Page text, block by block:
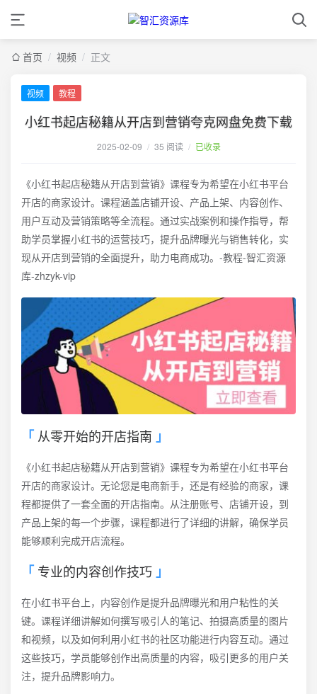
首页 / 视频 / 正文
视频 教程
小红书起店秘籍从开店到营销夸克网盘免费下载
2025-02-09 / 35 阅读 / 已收录
《小红书起店秘籍从开店到营销》课程专为希望在小红书平台
开店的商家设计。课程涵盖店铺开设、产品上架、内容创作、
用户互动及营销策略等全流程。通过实战案例和操作指导，帮
助学员掌握小红书的运营技巧，提升品牌曝光与销售转化，实
现从开店到营销的全面提升，助力电商成功。-教程-智汇资源
库-zhzyk-vip
从零开始的开店指南
《小红书起店秘籍从开店到营销》课程专为希望在小红书平台
开店的商家设计。无论您是电商新手，还是有经验的商家，课
程都提供了一套全面的开店指南。从注册账号、店铺开设，到
产品上架的每一个步骤，课程都进行了详细的讲解，确保学员
能够顺利完成开店流程。
专业的内容创作技巧
在小红书平台上，内容创作是提升品牌曝光和用户粘性的关
键。课程详细讲解如何撰写吸引人的笔记、拍摄高质量的图片
和视频，以及如何利用小红书的社区功能进行内容互动。通过
这些技巧，学员能够创作出高质量的内容，吸引更多的用户关
注，提升品牌影响力。